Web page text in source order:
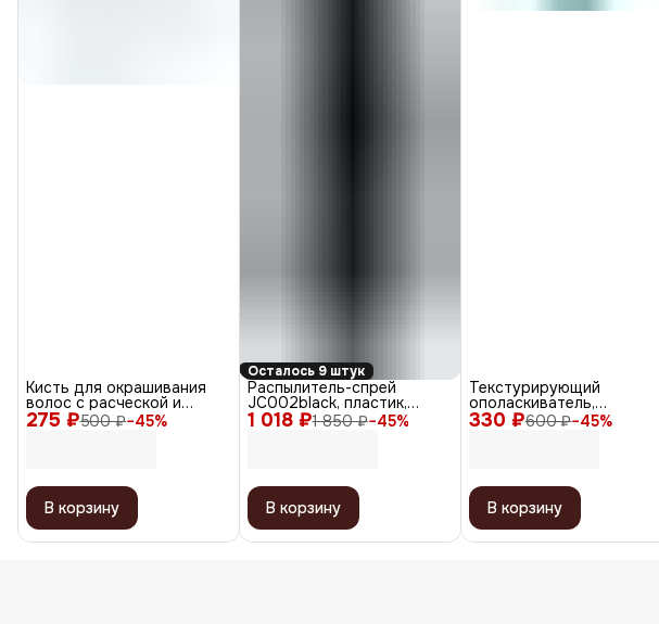
275 ₽500 ₽−45%
Кисть для окрашивания
волос с расческой и
крючком T-1156, черный,
В корзину
Осталось 9 штук
1 018 ₽1 850 ₽−45%
Распылитель-спрей
JC002black, пластик,
черный, 160 мл
В корзину
330 ₽600 ₽−45%
Текстурирующий
ополаскиватель,
антистатик + объём
В корзину